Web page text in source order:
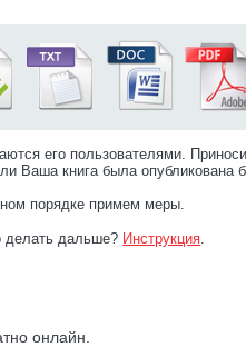
его пользователями.
Ваша книга была опубликована
порядке примем меры.
делать дальше? Инструкция.
онлайн.